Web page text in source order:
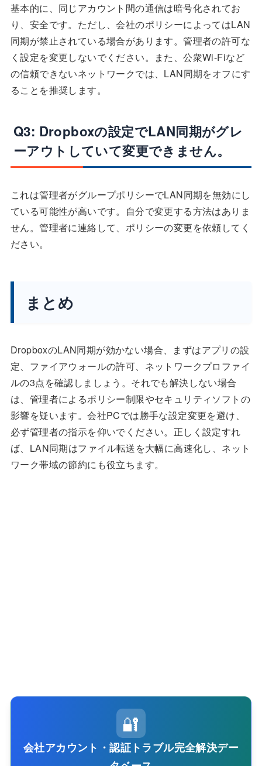
基本的に、同じアカウント間の通信は暗号化されてお
り、安全です。ただし、会社のポリシーによってはLAN
同期が禁止されている場合があります。管理者の許可な
く設定を変更しないでください。また、公衆Wi-Fiなど
の信頼できないネットワークでは、LAN同期をオフにす
ることを推奨します。
Q3: Dropboxの設定でLAN同期がグレ
ーアウトしていて変更できません。
これは管理者がグループポリシーでLAN同期を無効にし
ている可能性が高いです。自分で変更する方法はありま
せん。管理者に連絡して、ポリシーの変更を依頼してく
ださい。
まとめ
DropboxのLAN同期が効かない場合、まずはアプリの設
定、ファイアウォールの許可、ネットワークプロファイ
ルの3点を確認しましょう。それでも解決しない場合
は、管理者によるポリシー制限やセキュリティソフトの
影響を疑います。会社PCでは勝手な設定変更を避け、
必ず管理者の指示を仰いでください。正しく設定すれ
ば、LAN同期はファイル転送を大幅に高速化し、ネット
ワーク帯域の節約にも役立ちます。
🔐
会社アカウント・認証トラブル完全解決デー